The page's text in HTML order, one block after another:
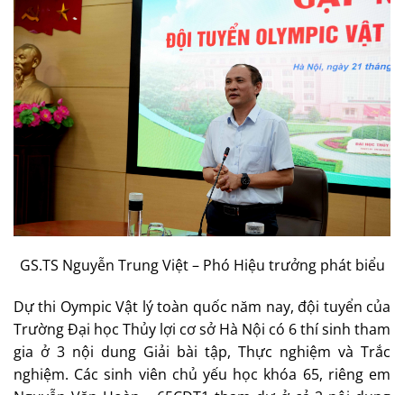
GS.TS Nguyễn Trung Việt – Phó Hiệu trưởng phát biểu
Dự thi Oympic Vật lý toàn quốc năm nay, đội tuyển của
Trường Đại học Thủy lợi cơ sở Hà Nội có 6 thí sinh tham
gia ở 3 nội dung Giải bài tập, Thực nghiệm và Trắc
nghiệm. Các sinh viên chủ yếu học khóa 65, riêng em